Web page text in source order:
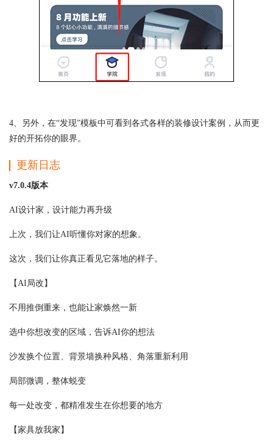
4、另外，在“发现”模板中可看到各式各样的装修设计案例，从而更
好的开拓你的眼界。
更新日志
v7.0.4版本
AI设计家，设计能力再升级
上次，我们让AI听懂你对家的想象。
这次，我们让你真正看见它落地的样子。
【AI局改】
不用推倒重来，也能让家焕然一新
选中你想改变的区域，告诉AI你的想法
沙发换个位置、背景墙换种风格、角落重新利用
局部微调，整体蜕变
每一处改变，都精准发生在你想要的地方
【家具放我家】